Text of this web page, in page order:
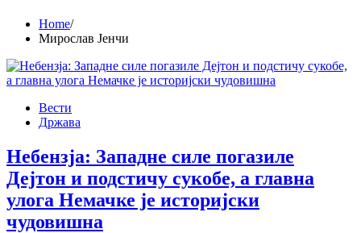
Home
Мирослав Јенчи
Вести
Држава
Небензја: Западне силе погазиле
Дејтон и подстичу сукобе, а главна
улога Немачке је историјски
чудовишна